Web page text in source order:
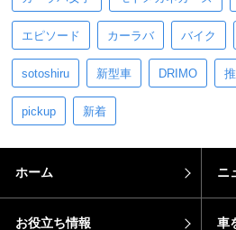
エピソード カーラバ バイク
sotoshiru 新型車 DRIMO
pickup 新着
ホーム ニ
お役立ち情報 車